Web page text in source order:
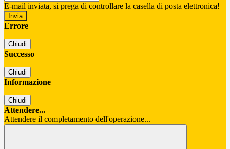
E-mail inviata, si prega di controllare la casella di posta elettronica!
Errore
Chiudi
Successo
Chiudi
Informazione
Chiudi
Attendere...
Attendere il completamento dell'operazione...